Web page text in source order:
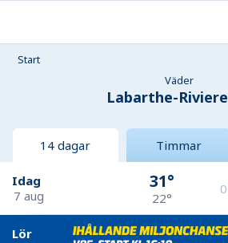
Start
Väder
Labarthe-Riviere
14 dagar Timmar
Idag
7 aug
31°
22°
0
Lör